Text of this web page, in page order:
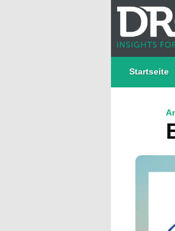
Startseite